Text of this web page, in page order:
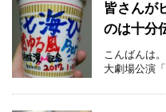
皆さんが
のは十分
こんばんは
大劇場公演